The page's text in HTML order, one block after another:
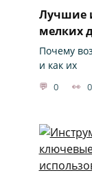
Лучшие
мелких
Почему
и как их
0 0